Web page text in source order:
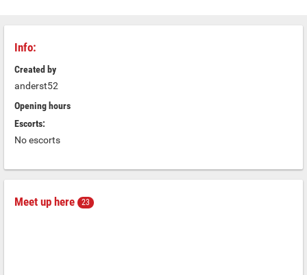
Info:
Created by
anderst52
Opening hours
Escorts:
No escorts
Meet up here 23